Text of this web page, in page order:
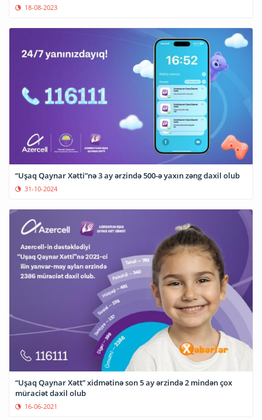
18-08-2023
“Uşaq Qaynar Xətti”nə 3 ay ərzində 500-ə yaxın zəng daxil olub
31-10-2024
“Uşaq Qaynar Xətt” xidmətinə son 5 ay ərzində 2 mindən çox
müraciət daxil olub
16-06-2021